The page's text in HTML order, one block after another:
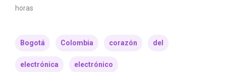
horas
Bogotá Colombia corazón del
electrónica electrónico